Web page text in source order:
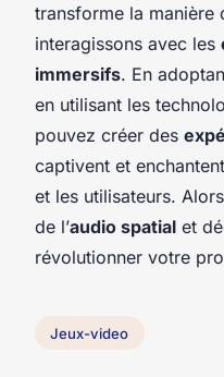
transforme la manière
interagissons avec les
immersifs. En
en utilisant les
pouvez créer des
captivent et
et les utilisateurs.
de l’audio spatial et
révolutionner votre
Jeux-video